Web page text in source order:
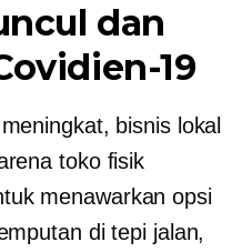
dan
19
bisnis lokal
toko fisik
menawarkan opsi
di tepi jalan,